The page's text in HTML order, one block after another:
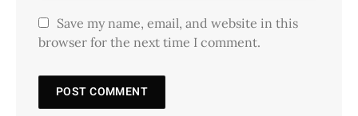
Save my name, email, and website in this
browser for the next time I comment.